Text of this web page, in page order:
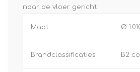
naar de vloer gericht.
Maat: Ø
Brandclassificaties: B2